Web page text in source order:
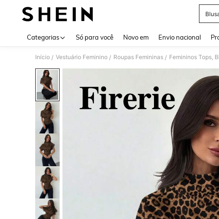
Categorias Só para você Novo em Envio nacional
Início / Vestuário Feminino / Roupas Femininas / Femininos Tops,